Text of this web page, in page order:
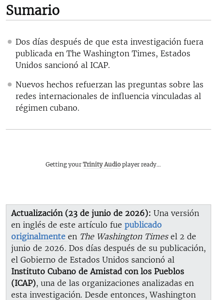
LA INVASIÓN DE RUSIA A UCRANIA
Sumario
Dos días después de que esta investigación fuera
publicada en The Washington Times, Estados
Unidos sancionó al ICAP.
Nuevos hechos refuerzan las preguntas sobre las
redes internacionales de influencia vinculadas al
régimen cubano.
Getting yourTrinity Audio player ready...
Actualización (23 de junio de 2026): Una versión
en inglés de este artículo fue publicado
originalmente en The Washington Timesel 2 de
junio de 2026. Dos días después de su publicación,
el Gobierno de Estados Unidos sancionó al
Instituto Cubano de Amistad con los Pueblos
(ICAP), una de las organizaciones analizadas en
esta investigación. Desde entonces, Washington